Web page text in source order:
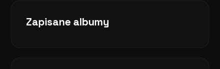
Zapisane albumy